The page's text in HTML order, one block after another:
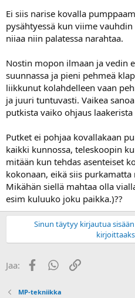
a
j
a
Ei siis narise kovalla
pysähtyessä kun viime
niiaa niin palatessa narahtaa.
Nostin mopon ilmaan ja vedin
suunnassa ja pieni pehmeä
liikkunut kolahdelleen vaan
ja juuri tuntuvasti. Vaikea
putkista vaiko ohjaus
Putket ei pohjaa kovallakaan
kaikki kunnossa, teleskoopin
mitään kun tehdas asenteiset
kokonaan, eikä siis
Mikähän siellä mahtaa olla
esim kuluuko joku paikka.)??
Sinun täytyy kirjautua
Jaa: FacebookWhatsApp
Linkki
MP-tekniikka